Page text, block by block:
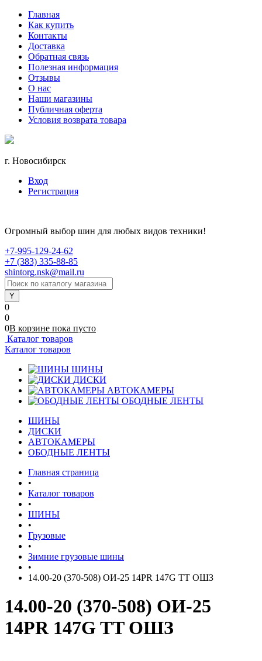
Главная
Как купить
Контакты
Доставка
Обратная связь
Полезная информация
Отзывы
О нас
Наши магазины
Публичная оферта
Условия возврата товара
г. Новосибирск
Вход
Регистрация
Огромный выбор шин для любых видов техники!
+7-995-129-24-62
+7 (383) 335-88-85
shintorg.nsk@mail.ru
0
0
0В корзине пока пусто
Каталог товаров
Каталог товаров
ШИНЫ
ДИСКИ
АВТОКАМЕРЫ
ОБОДНЫЕ ЛЕНТЫ
ШИНЫ
ДИСКИ
АВТОКАМЕРЫ
ОБОДНЫЕ ЛЕНТЫ
Главная страница
•
Каталог товаров
•
ШИНЫ
•
Грузовые
•
Зимние грузовые шины
•
14.00-20 (370-508) ОИ-25 14PR 147G TT ОШЗ
14.00-20 (370-508) ОИ-25
14PR 147G TT ОШЗ